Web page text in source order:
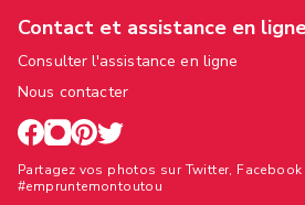
Contact et assistance en
Consulter l'assistance en ligne
Nous contacter
Partagez vos photos sur Twitter,
#empruntemontoutou